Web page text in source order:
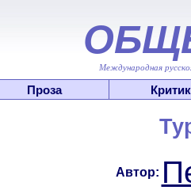
Международная
Проза
Автор: